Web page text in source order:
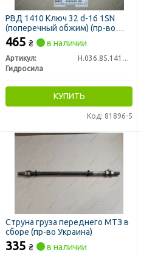
РВД 1410 Ключ 32 d-16 1SN
(поперечный обжим) (пр-во
Гидросила)
465 ₴ в наличии
Артикул:
Н.036.85.1410 1SN
Гидросила
КУПИТЬ
Код: 81896-5
Струна груза переднего МТЗ в
сборе (пр-во Украина)
335 ₴ в наличии